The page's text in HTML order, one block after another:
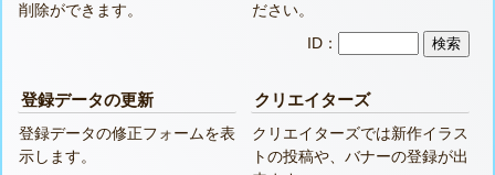
削除ができます。
ださい。
ID：
登録データの更新
登録データの修正フォームを表
示します。
クリエイターズ
クリエイターズでは新作イラス
トの投稿や、バナーの登録が出